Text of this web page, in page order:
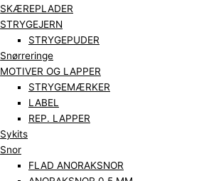
SKÆREPLADER
STRYGEJERN
STRYGEPUDER
Snørreringe
MOTIVER OG LAPPER
STRYGEMÆRKER
LABEL
REP. LAPPER
Sykits
Snor
FLAD ANORAKSNOR